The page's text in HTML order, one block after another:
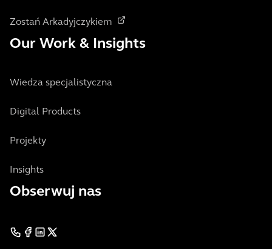
Zostań Arkadyjczykiem
Our Work & Insights
Wiedza specjalistyczna
Digital Products
Projekty
Insights
Obserwuj nas